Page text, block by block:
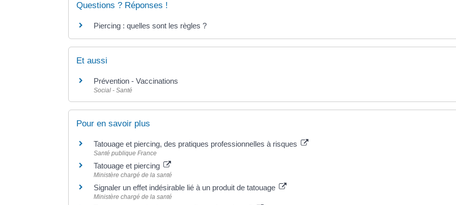
Questions ? Réponses !
Piercing : quelles sont les règles ?
Et aussi
Prévention - Vaccinations
Social - Santé
Pour en savoir plus
Tatouage et piercing, des pratiques professionnelles à risques
Santé publique France
Tatouage et piercing
Ministère chargé de la santé
Signaler un effet indésirable lié à un produit de tatouage
Ministère chargé de la santé